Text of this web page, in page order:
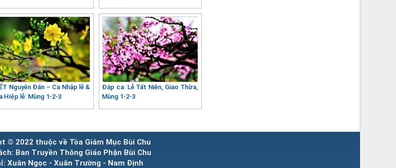
Nguyên Đán – Ca Nhập lễ &
Hiệp lễ: Mùng 1-2-3
Đáp ca: Lễ Tất Niên, Giao Thừa,
Mùng 1-2-3
© 2022 thuộc về Tòa Giám Mục Bùi Chu
Ban Truyền Thông Giáo Phận Bùi Chu
Xuân Ngọc - Xuân Trường - Nam Định